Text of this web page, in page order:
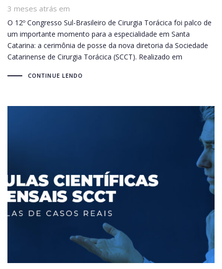
3 meses atrás em
O 12º Congresso Sul-Brasileiro de Cirurgia Torácica foi palco de
um importante momento para a especialidade em Santa
Catarina: a cerimônia de posse da nova diretoria da Sociedade
Catarinense de Cirurgia Torácica (SCCT). Realizado em
CONTINUE LENDO